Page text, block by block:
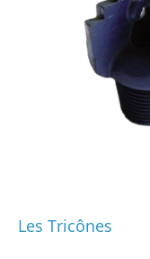
Les Tricônes